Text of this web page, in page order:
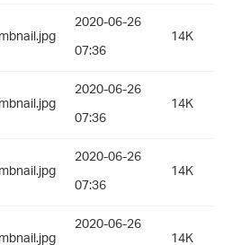
2020-06-26
07:36
14K
2020-06-26
07:36
14K
2020-06-26
07:36
14K
2020-06-26